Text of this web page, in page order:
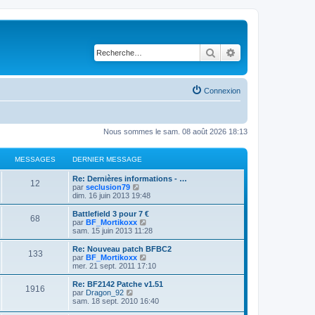
Rechercher
Connexion
Nous sommes le sam. 08 août 2026 18:13
MESSAGES DERNIER MESSAGE
12
Re: Dernières informations - …
par seclusion79
o
i
r
l
e
e
r
n
i
r
e
s
dim. 16 juin 2013 19:48
68
Battlefield 3 pour 7 €
par BF_Mortikoxx
o
i
r
e
e
r
n
i
sam. 15 juin 2013 11:28
133
Re: Nouveau patch BFBC2
par BF_Mortikoxx
o
i
r
e
mer. 21 sept. 2011 17:10
1916
Re: BF2142 Patche v1.51
par Dragon_92
o
sam. 18 sept. 2010 16:40